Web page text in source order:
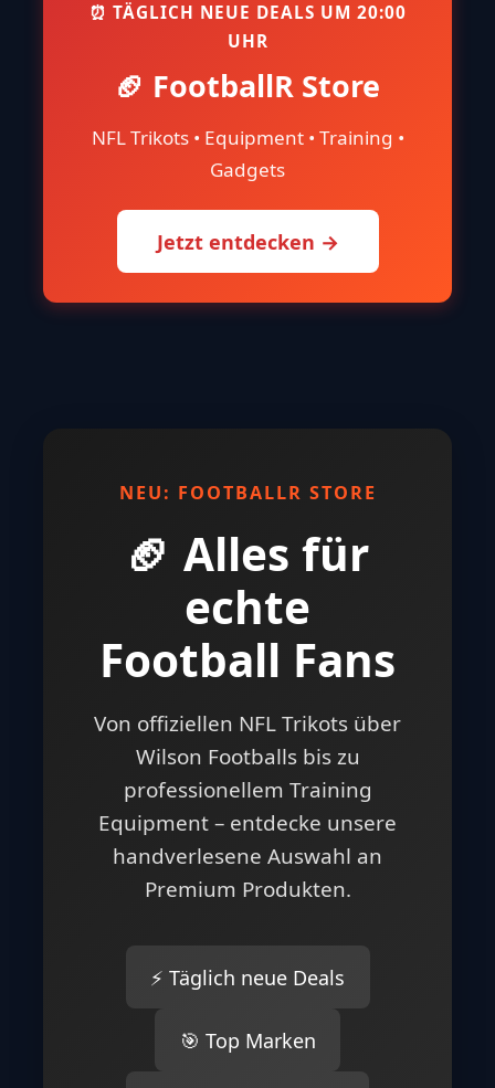
⏰ TÄGLICH NEUE DEALS UM 20:00
UHR
🏈 FootballR Store
NFL Trikots • Equipment • Training •
Gadgets
Jetzt entdecken →
NEU: FOOTBALLR STORE
🏈 Alles für
echte
Football Fans
Von offiziellen NFL Trikots über
Wilson Footballs bis zu
professionellem Training
Equipment – entdecke unsere
handverlesene Auswahl an
Premium Produkten.
⚡ Täglich neue Deals
🎯 Top Marken